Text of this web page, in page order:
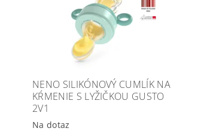
NENO SILIKÓNOVÝ CUMLÍK NA
KŔMENIE S LYŽIČKOU GUSTO
2V1
Na dotaz